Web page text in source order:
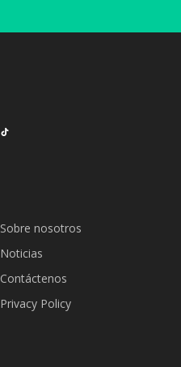
Sobre nosotros
Noticias
Contáctenos
Privacy Policy